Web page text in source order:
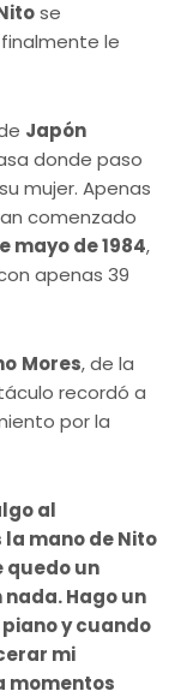
se
le
Japón
donde paso
mujer. Apenas
comenzado
mayo de 1984,
apenas 39
Mores, de la
recordó a
por la
al
mano de Nito
quedo un
Hago un
y cuando
mi
momentos